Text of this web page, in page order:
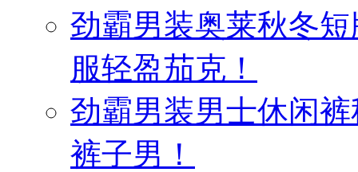
劲霸男装奥莱秋冬
服轻盈茄克！
劲霸男装男士休闲
裤子男！